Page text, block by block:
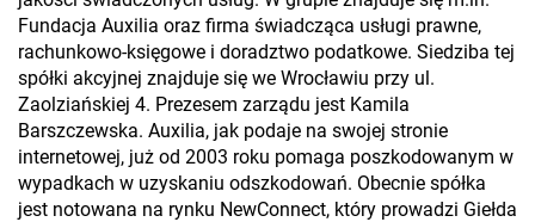
Fundacja Auxilia oraz firma świadcząca usługi prawne,
rachunkowo-księgowe i doradztwo podatkowe. Siedziba tej
spółki akcyjnej znajduje się we Wrocławiu przy ul.
Zaolziańskiej 4. Prezesem zarządu jest Kamila
Barszczewska. Auxilia, jak podaje na swojej stronie
internetowej, już od 2003 roku pomaga poszkodowanym w
wypadkach w uzyskaniu odszkodowań. Obecnie spółka
jest notowana na rynku NewConnect, który prowadzi Giełda